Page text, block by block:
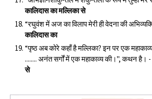
कालिदास का मल्लिका से
“रघुवंश में अज का विलाप मेरी ही वेदना की
कालिदास का
“पृष्ठ अब कोरे कहाँ है मल्लिका? इन पर एक
........ अनंत सर्गों में एक महाकाव्य की।", कथन है। -
से